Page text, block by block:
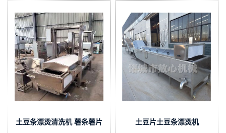
土豆条漂烫清洗机 薯条薯片
土豆片土豆条漂烫机